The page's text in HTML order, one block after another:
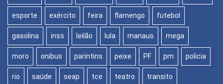
esporte exército feira flamengo futebol
gasolina inss leilão lula manaus mega
moro onibus parintins peixe PF pm policia
rio saúde seap tce teatro transito